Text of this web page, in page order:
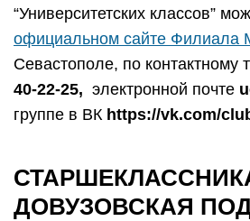
“Университетских классов”
официальном сайте Филиала
Севастополе, по контактному
40-22-25, электронной почте
группе в ВКhttps://vk.com/
ДОВУЗОВСКАЯ